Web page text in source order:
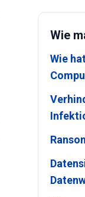
Wie
Wie